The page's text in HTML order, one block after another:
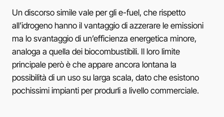
Un discorso simile vale per gli e-fuel, che rispetto
all’idrogeno hanno il vantaggio di azzerare le emissioni
ma lo svantaggio di un’efficienza energetica minore,
analoga a quella dei biocombustibili. Il loro limite
principale però è che appare ancora lontana la
possibilità di un uso su larga scala, dato che esistono
pochissimi impianti per produrli a livello commerciale.